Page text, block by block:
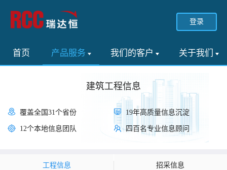
登录
首页 产品服务 我们的客户 关于我们
建筑工程信息
覆盖全国31个省份
12个本地信息团队
19年高质量信息沉淀
四百名专业信息顾问
工程信息 招采信息